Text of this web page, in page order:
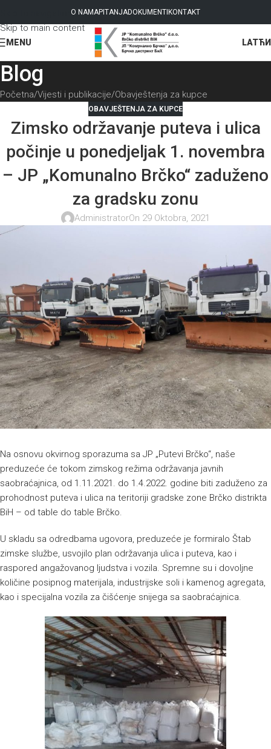
Skip to navigation
Skip to main content
O NAMAPITANJADOKUMENTI KONTAKT
MENU LAT
Blog
Početna Vijesti i publikacije Obavještenja za kupce
OBAVJEŠTENJA ZA KUPCE
Zimsko održavanje puteva i ulica
počinje u ponedjeljak 1. novembra
– JP „Komunalno Brčko“ zaduženo
za gradsku zonu
AdministratorOn 29 Oktobra, 2021
Na osnovu okvirnog sporazuma sa JP „Putevi Brčko“, naše
preduzeće će tokom zimskog režima održavanja javnih
saobraćajnica, od 1.11.2021. do 1.4.2022. godine biti zaduženo za
prohodnost puteva i ulica na teritoriji gradske zone Brčko distrikta
BiH – od table do table Brčko.
U skladu sa odredbama ugovora, preduzeće je formiralo Štab
zimske službe, usvojilo plan održavanja ulica i puteva, kao i
raspored angažovanog ljudstva i vozila. Spremne su i dovoljne
količine posipnog materijala, industrijske soli i kamenog agregata,
kao i specijalna vozila za čišćenje snijega sa saobraćajnica.